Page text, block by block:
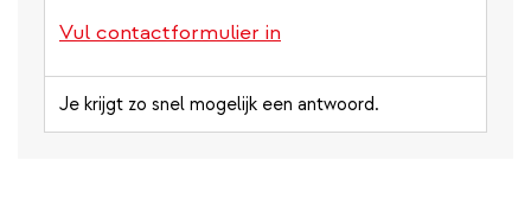
Vul contactformulier in
Je krijgt zo snel mogelijk een antwoord.